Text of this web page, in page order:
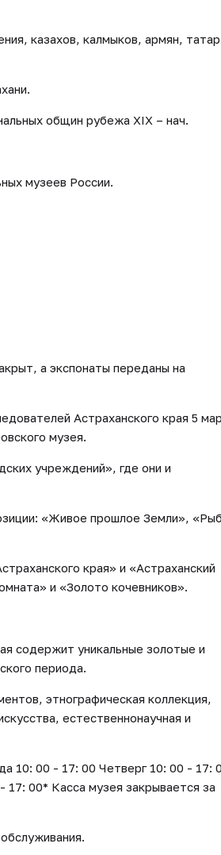
казахов, калмыков, армян,
общин рубежа XIX – нач.
музеев России.
а экспонаты переданы на
Астраханского края 5
музея.
учреждений», где они и
«Живое прошлое Земли»,
края» и «Астраханский
и «Золото кочевников».
содержит уникальные золотые и
периода.
этнографическая коллекция,
естественнонаучная и
10: 00 - 17: 00 Четверг 10: 00 - 17:
00* Касса музея закрывается за